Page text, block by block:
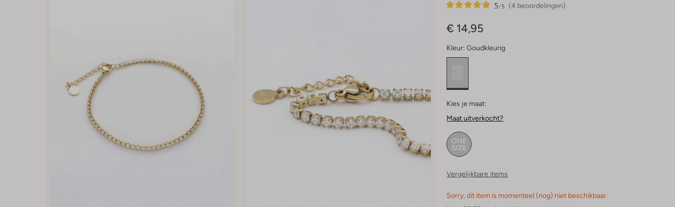
(4 beoordelingen)
5/5
4
5
€ 14,95
Kleur: Goudkleurig
Kies je maat:
Maat uitverkocht?
ONE
SIZE
Vergelijkbare items
Sorry, dit item is momenteel (nog) niet beschikbaar.